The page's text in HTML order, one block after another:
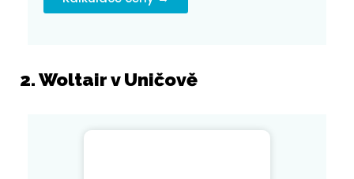
2. Woltair v Uničově